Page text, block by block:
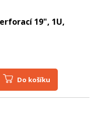
19", 1U,
Do košíku